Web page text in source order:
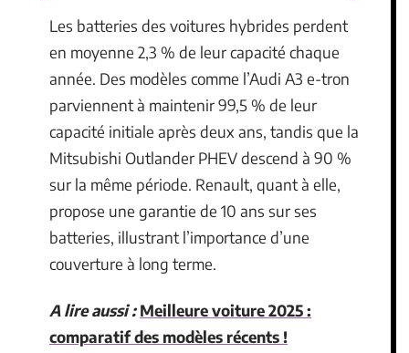
Les batteries des voitures hybrides perdent
en moyenne 2,3 % de leur capacité chaque
année. Des modèles comme l’Audi A3 e-tron
parviennent à maintenir 99,5 % de leur
capacité initiale après deux ans, tandis que la
Mitsubishi Outlander PHEV descend à 90 %
sur la même période. Renault, quant à elle,
propose une garantie de 10 ans sur ses
batteries, illustrant l’importance d’une
couverture à long terme.
A lire aussi : Meilleure voiture 2025 :
comparatif des modèles récents !